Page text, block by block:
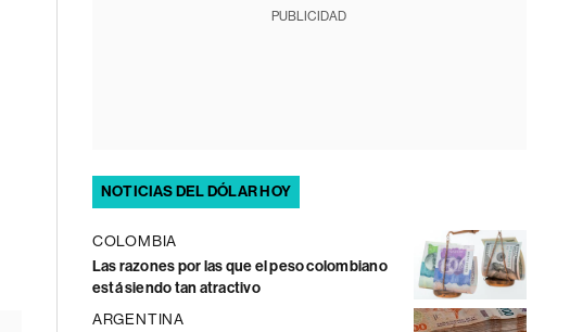
PUBLICIDAD
NOTICIAS DEL DÓLAR HOY
COLOMBIA
Las razones por las que el peso colombiano
está siendo tan atractivo
ARGENTINA